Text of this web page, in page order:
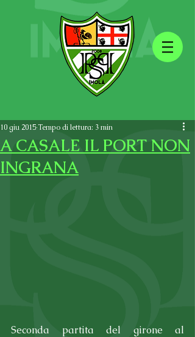
A CASALE IL PORT NON
INGRANA
10 giu 2015Tempo di lettura: 3 min
Seconda partita del girone al